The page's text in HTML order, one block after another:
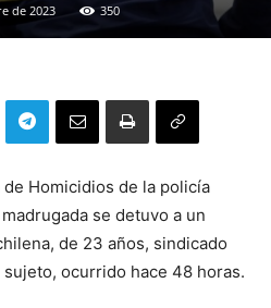
de 2023 350
Homicidios de la policía
se detuvo a un
de 23 años, sindicado
ocurrido hace 48 horas.